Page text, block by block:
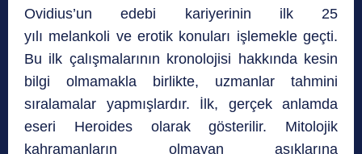
Ovidius’un edebi kariyerinin ilk 25
yılı melankoli ve erotik konuları işlemekle geçti.
Bu ilk çalışmalarının kronolojisi hakkında kesin
bilgi olmamakla birlikte, uzmanlar tahmini
sıralamalar yapmışlardır. İlk, gerçek anlamda
eseri Heroides olarak gösterilir. Mitolojik
kahramanların olmayan aşıklarına